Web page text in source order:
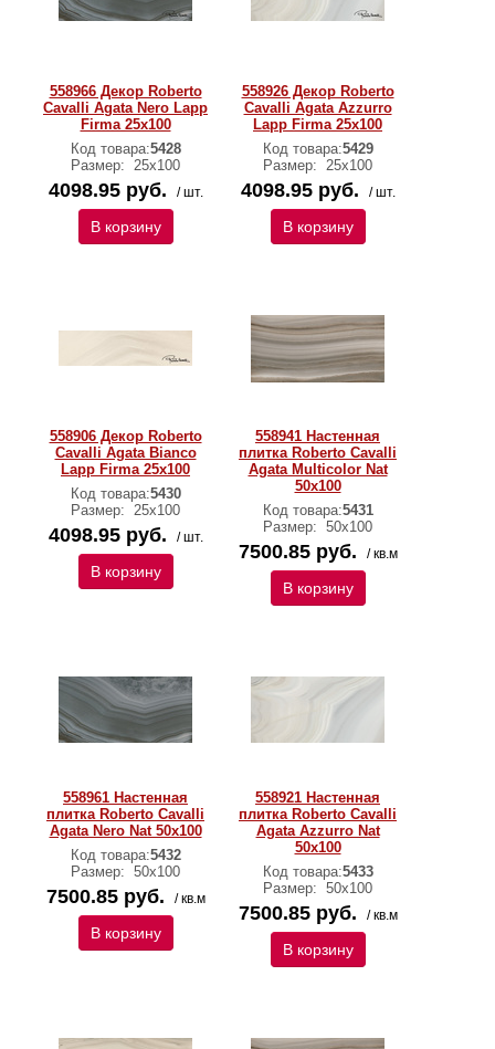
558966 Декор Roberto
Cavalli Agata Nero Lapp
Firma 25x100
Код товара:5428
Размер: 25х100
4098.95 руб. / шт.
В корзину
558926 Декор Roberto
Cavalli Agata Azzurro
Lapp Firma 25x100
Код товара:5429
Размер: 25х100
4098.95 руб. / шт.
В корзину
558906 Декор Roberto
Cavalli Agata Bianco
Lapp Firma 25x100
Код товара:5430
Размер: 25х100
4098.95 руб. / шт.
В корзину
558941 Настенная
плитка Roberto Cavalli
Agata Multicolor Nat
50x100
Код товара:5431
Размер: 50х100
7500.85 руб. / кв.м
В корзину
558961 Настенная
плитка Roberto Cavalli
Agata Nero Nat 50x100
Код товара:5432
Размер: 50х100
7500.85 руб. / кв.м
В корзину
558921 Настенная
плитка Roberto Cavalli
Agata Azzurro Nat
50x100
Код товара:5433
Размер: 50х100
7500.85 руб. / кв.м
В корзину